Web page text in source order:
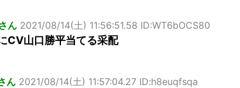
ん 2021/08/14(土) 11:56:51.58 ID:WT6bOCS80
CV山口勝平当てる采配
ん 2021/08/14(土) 11:57:04.27 ID:h8euqfsqa